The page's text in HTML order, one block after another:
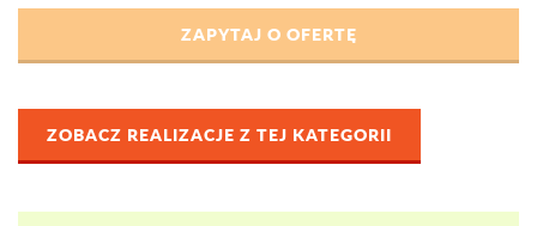
ZOBACZ REALIZACJE Z TEJ KATEGORII